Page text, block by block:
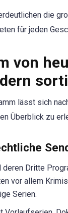
die
für jeden
von
lässt sich
Überblick zu
deren Dritte
vor allem
Serien.